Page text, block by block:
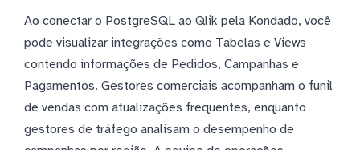
Ao conectar o PostgreSQL ao Qlik pela Kondado, você
pode visualizar integrações como Tabelas e Views
contendo informações de Pedidos, Campanhas e
Pagamentos. Gestores comerciais acompanham o funil
de vendas com atualizações frequentes, enquanto
gestores de tráfego analisam o desempenho de